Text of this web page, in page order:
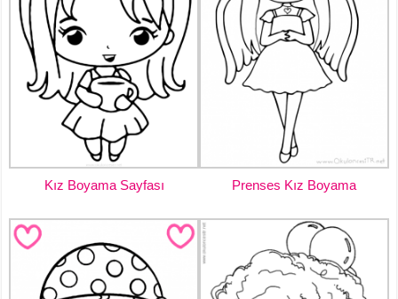
Kız Boyama Sayfası Prenses Kız Boyama